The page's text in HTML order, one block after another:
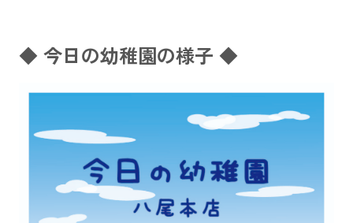
◆ 今日の幼稚園の様子 ◆